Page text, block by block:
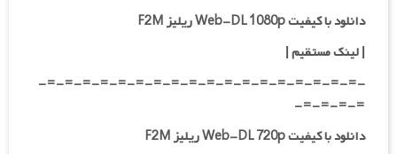
دانلود با کیفیت Web-DL 1080p ریلیز F2M
|لینک مستقیم|
-=-=-=-=-=-=-=-=-=-=-=-=-=-=-=-=-=-=-
=-=-=-=-
دانلود با کیفیت Web-DL 720p ریلیز F2M